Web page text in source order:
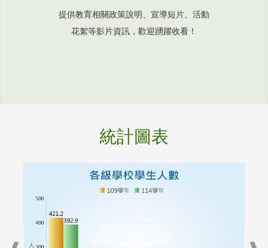
提供教育相關政策說明、宣導短片、活動
花絮等影片資訊，歡迎踴躍收看！
統計圖表